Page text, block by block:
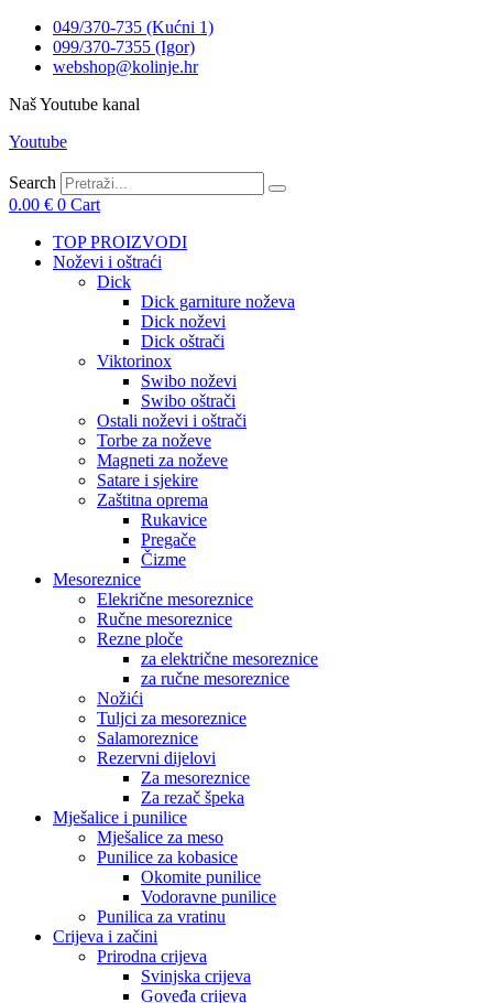
049/370-735 (Kućni 1)
099/370-7355 (Igor)
webshop@kolinje.hr
Naš Youtube kanal
Youtube
Search
0.00 € 0 Cart
TOP PROIZVODI
Noževi i oštraći
Dick
Dick garniture noževa
Dick noževi
Dick oštrači
Viktorinox
Swibo noževi
Swibo oštrači
Ostali noževi i oštrači
Torbe za noževe
Magneti za noževe
Satare i sjekire
Zaštitna oprema
Rukavice
Pregače
Čizme
Mesoreznice
Elekrične mesoreznice
Ručne mesoreznice
Rezne ploče
za električne mesoreznice
za ručne mesoreznice
Nožići
Tuljci za mesoreznice
Salamoreznice
Rezervni dijelovi
Za mesoreznice
Za rezač špeka
Mješalice i punilice
Mješalice za meso
Punilice za kobasice
Okomite punilice
Vodoravne punilice
Punilica za vratinu
Crijeva i začini
Prirodna crijeva
Svinjska crijeva
Goveđa crijeva